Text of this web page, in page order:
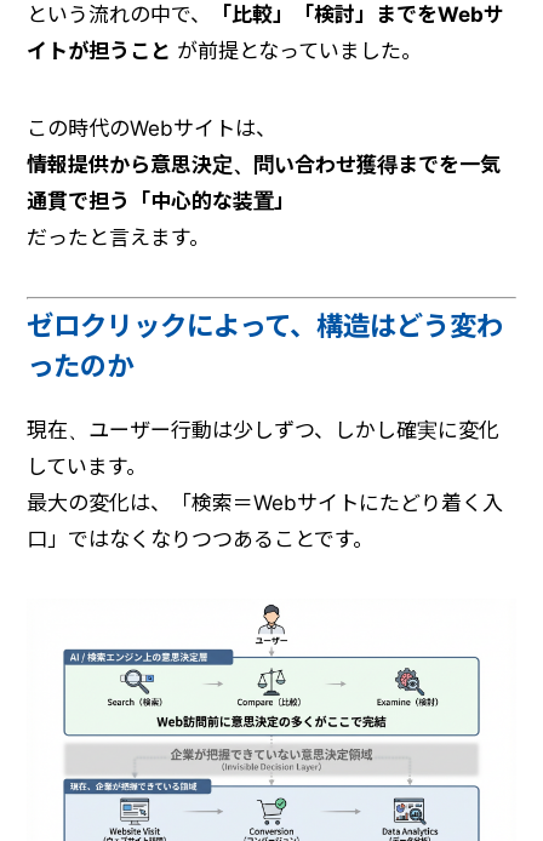
という流れの中で、
「比較」「検討」までをWebサ
イトが担うこと が前提となっていました。
この時代のWebサイトは、
情報提供から意思決定、問い合わせ獲得までを一気
通貫で担う「中心的な装置」
だったと言えます。
ゼロクリックによって、構造はどう変わ
ったのか
現在、ユーザー行動は少しずつ、しかし確実に変化
しています。
最大の変化は、「検索＝Webサイトにたどり着く入
口」ではなくなりつつあることです。